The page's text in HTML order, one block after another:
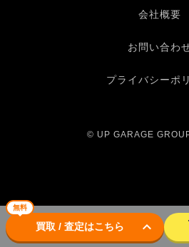
無料
買取 / 査定はこちら keyboard_arrow_down
会社概要
お問い合わ
プライバシーポ
© UP GARAGE